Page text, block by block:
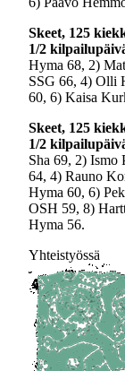
Skeet, 125
1/2
Hyma 68, 2)
SSG 66, 4) Olli
60, 6) Kaisa
Skeet, 125
1/2
Sha 69, 2)
64, 4) Rauno
Hyma 60, 6)
OSH 59, 8)
Hyma 56.
Yhteistyössä